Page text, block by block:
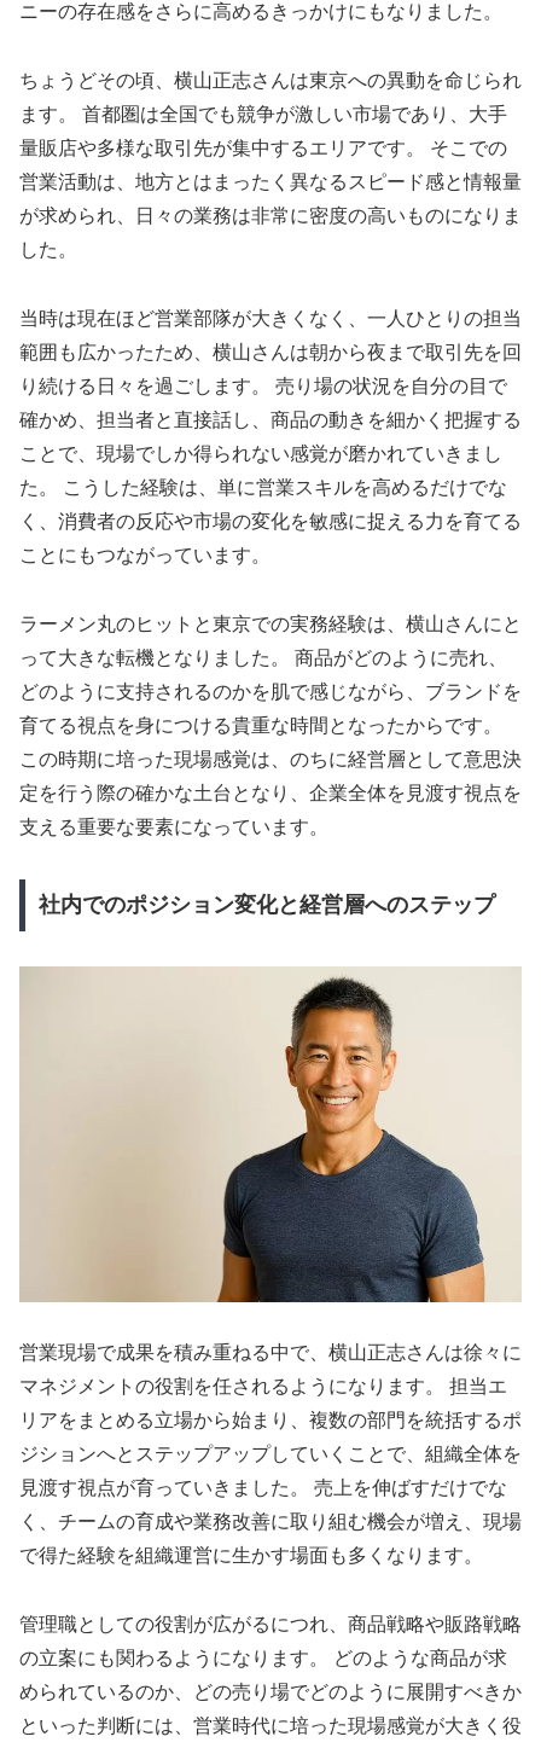
ニーの存在感をさらに高めるきっかけにもなりました。
ちょうどその頃、横山正志さんは東京への異動を命じられ
ます。 首都圏は全国でも競争が激しい市場であり、大手
量販店や多様な取引先が集中するエリアです。 そこでの
営業活動は、地方とはまったく異なるスピード感と情報量
が求められ、日々の業務は非常に密度の高いものになりま
した。
当時は現在ほど営業部隊が大きくなく、一人ひとりの担当
範囲も広かったため、横山さんは朝から夜まで取引先を回
り続ける日々を過ごします。 売り場の状況を自分の目で
確かめ、担当者と直接話し、商品の動きを細かく把握する
ことで、現場でしか得られない感覚が磨かれていきまし
た。 こうした経験は、単に営業スキルを高めるだけでな
く、消費者の反応や市場の変化を敏感に捉える力を育てる
ことにもつながっています。
ラーメン丸のヒットと東京での実務経験は、横山さんにと
って大きな転機となりました。 商品がどのように売れ、
どのように支持されるのかを肌で感じながら、ブランドを
育てる視点を身につける貴重な時間となったからです。
この時期に培った現場感覚は、のちに経営層として意思決
定を行う際の確かな土台となり、企業全体を見渡す視点を
支える重要な要素になっています。
社内でのポジション変化と経営層へのステップ
営業現場で成果を積み重ねる中で、横山正志さんは徐々に
マネジメントの役割を任されるようになります。 担当エ
リアをまとめる立場から始まり、複数の部門を統括するポ
ジションへとステップアップしていくことで、組織全体を
見渡す視点が育っていきました。 売上を伸ばすだけでな
く、チームの育成や業務改善に取り組む機会が増え、現場
で得た経験を組織運営に生かす場面も多くなります。
管理職としての役割が広がるにつれ、商品戦略や販路戦略
の立案にも関わるようになります。 どのような商品が求
められているのか、どの売り場でどのように展開すべきか
といった判断には、営業時代に培った現場感覚が大きく役